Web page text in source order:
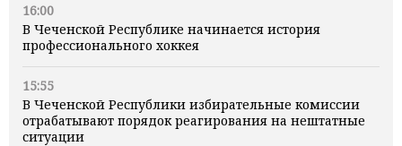
16:00
В Чеченской Республике начинается история
профессионального хоккея
15:55
В Чеченской Республики избирательные комиссии
отрабатывают порядок реагирования на нештатные
ситуации